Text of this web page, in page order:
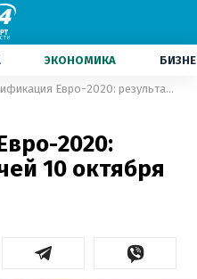
ЭКОНОМИКА
Квалификация Евро-2020: результаты матчей 10 октября
2020:
10 октября